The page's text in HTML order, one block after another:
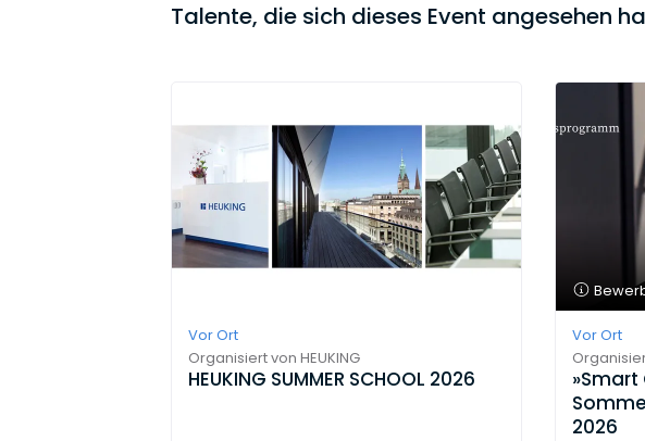
Talente, die sich dieses Event angesehen
Vor Ort
Organisiert von HEUKING
HEUKING SUMMER SCHOOL 2026
Vor Ort
2026